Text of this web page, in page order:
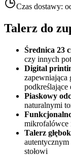
Czas dostawy:
Talerz do
Średnica 23
czy innych
Digital
zapewniająca
podkreślające
Piaskowy
naturalnymi
mikrofalówce
Talerz
stołowi